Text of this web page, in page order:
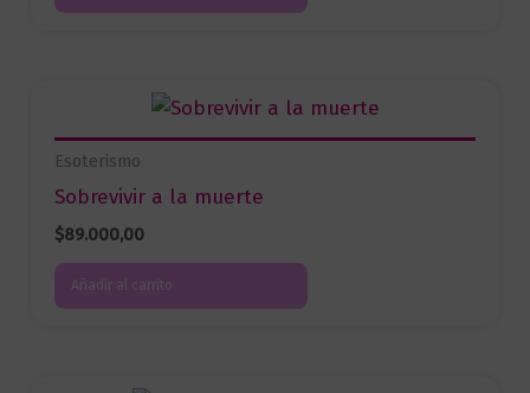
Esoterismo
Sobrevivir a la muerte
$89.000,00
Añadir al carrito